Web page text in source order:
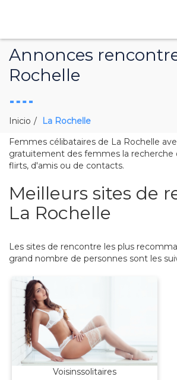
Annonces
Rochelle
Inicio
La Rochelle
Femmes célibataires de La Rochelle
gratuitement des femmes la recherche
flirts, d'amis ou de contacts.
Meilleurs sites de
La Rochelle
Les sites de rencontre les plus
grand nombre de personnes sont les
Voisinssolitaires